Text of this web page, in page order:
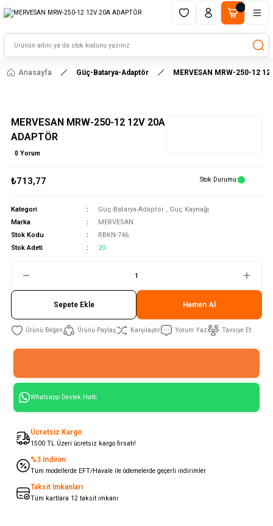
HAYAL ET - TASARLA - ÇALIŞTIR
Anasayfa Güç-Batarya-Adaptör MERVESAN MRW-250-12
MERVESAN MRW-250-12 12V 20A
ADAPTÖR
0 Yorum
₺713,77 Stok Durumu
Kategori Güç-Batarya-Adaptör , Güç Kaynağı
Marka
MERVESAN
Stok Kodu
RBKN-746
Stok Adeti
20
Sepete Ekle Hemen Al
Ürünü Paylaş Karşılaştır Yorum Yaz Tavsiye Et
Whatsapp Destek Hattı
Ücretsiz Kargo
1500 TL Üzeri ücretsiz kargo fırsatı!
%3 İndirim
Tüm modellerde EFT/Havale ile ödemelerde geçerli indirimler
Taksit İmkanları
Tüm kartlara 12 taksit imkanı